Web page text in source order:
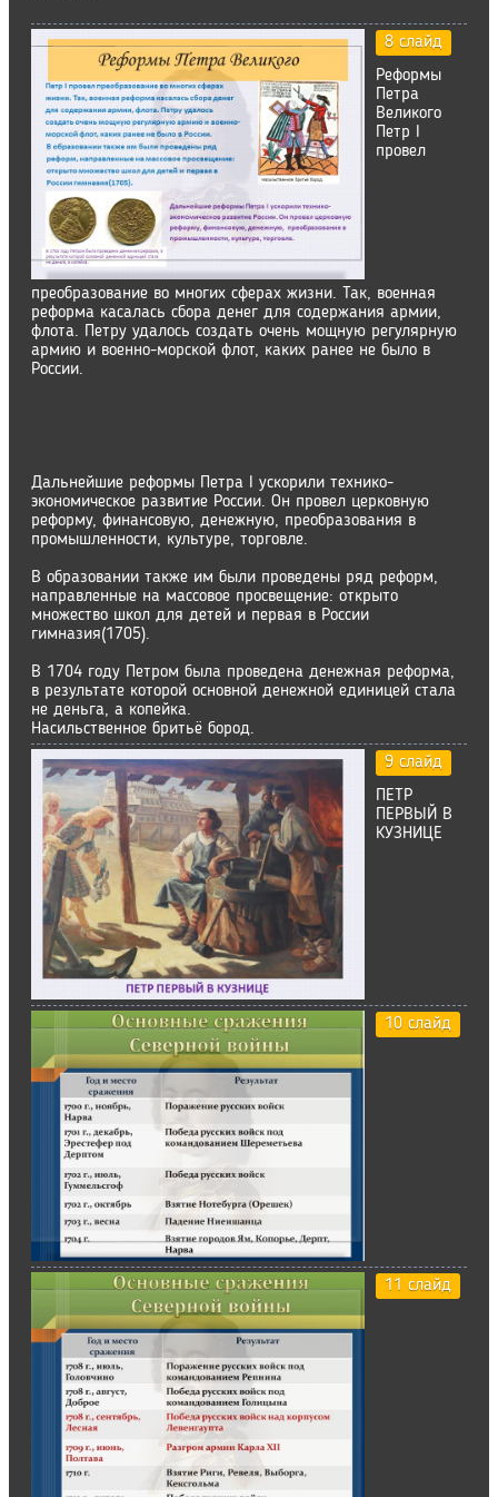
8 слайд
Реформы
Петра
Великого
Петр I
провел
преобразование во многих сферах жизни. Так, военная
реформа касалась сбора денег для содержания армии,
флота. Петру удалось создать очень мощную регулярную
армию и военно-морской флот, каких ранее не было в
России.
Дальнейшие реформы Петра I ускорили технико-
экономическое развитие России. Он провел церковную
реформу, финансовую, денежную, преобразования в
промышленности, культуре, торговле.
В образовании также им были проведены ряд реформ,
направленные на массовое просвещение: открыто
множество школ для детей и первая в России
гимназия(1705).
В 1704 году Петром была проведена денежная реформа,
в результате которой основной денежной единицей стала
не деньга, а копейка.
Насильственное бритьё бород.
9 слайд
ПЕТР
ПЕРВЫЙ В
КУЗНИЦЕ
10 слайд
11 слайд